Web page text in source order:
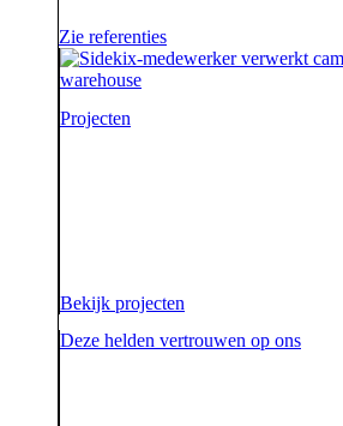
Zie referenties
Projecten
Bekijk projecten
Deze helden vertrouwen op ons